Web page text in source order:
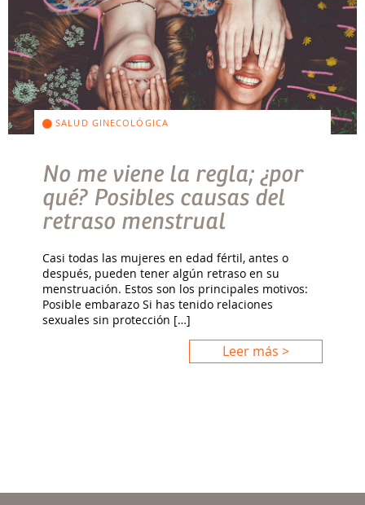
SALUD GINECOLÓGICA
No me viene la regla; ¿por
qué? Posibles causas del
retraso menstrual
Casi todas las mujeres en edad fértil, antes o
después, pueden tener algún retraso en su
menstruación. Estos son los principales motivos:
Posible embarazo Si has tenido relaciones
sexuales sin protección […]
Leer más >